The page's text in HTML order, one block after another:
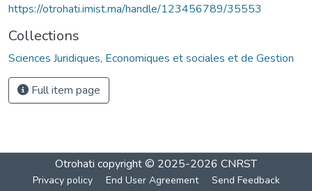
https://otrohati.imist.ma/handle/123456789/35553
Collections
Sciences Juridiques, Economiques et sociales et de Gestion
Full item page
Otrohati copyright © 2025-2026 CNRST
Privacy policy End User Agreement Send Feedback